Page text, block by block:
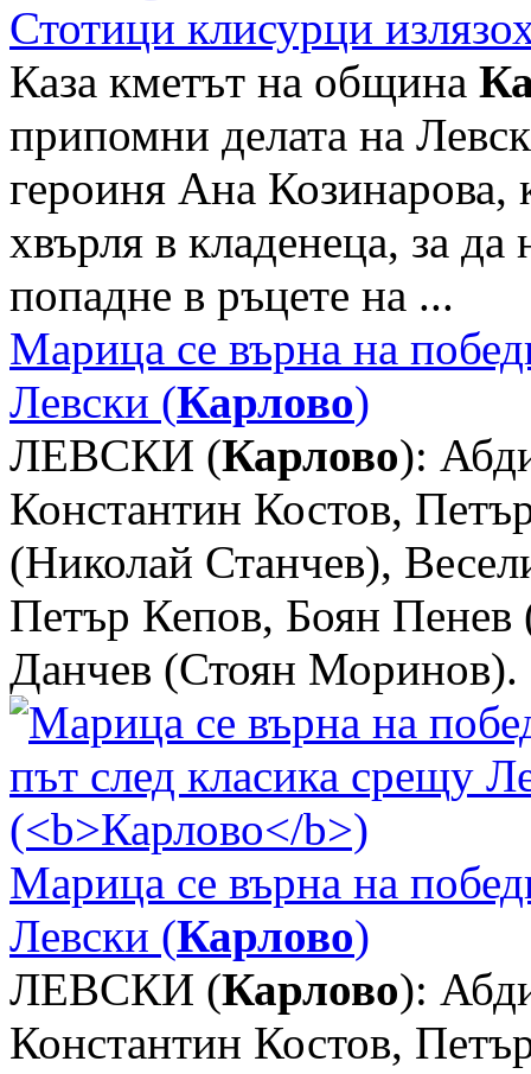
Стотици клисурци
Каза кметът на община
припомни делата на
героиня Ана Козинарова,
хвърля в кладенеца, за да
попадне в ръцете на ...
Марица се върна на
Левски (Карлово)
ЛЕВСКИ (Карлово):
Константин Костов,
(Николай Станчев),
Петър Кепов, Боян
Данчев (Стоян Моринов).
Марица се върна на
Левски (Карлово)
ЛЕВСКИ (Карлово):
Константин Костов,